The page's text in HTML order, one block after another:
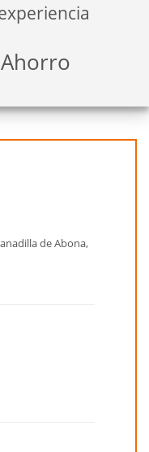
de Abona,